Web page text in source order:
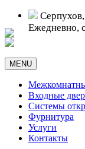
Ежедневно,
MENU
Входные
Системы
Фурнитура
Услуги
Контакты